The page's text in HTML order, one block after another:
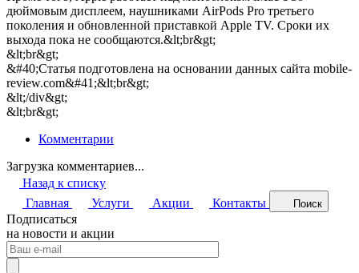
дюймовым дисплеем, наушниками AirPods Pro третьего
поколения и обновленной приставкой Apple TV. Сроки их
выхода пока не сообщаются.&lt;br&gt;
&lt;br&gt;
&#40;Статья подготовлена на основании данных сайта mobile-
review.com&#41;&lt;br&gt;
&lt;/div&gt;
&lt;br&gt;
Комментарии
Загрузка комментариев...
Назад к списку
Главная
Услуги Акции Контакты Поиск
Подписаться
на новости и акции